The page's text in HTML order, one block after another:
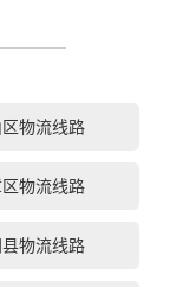
物流线路
物流线路
物流线路